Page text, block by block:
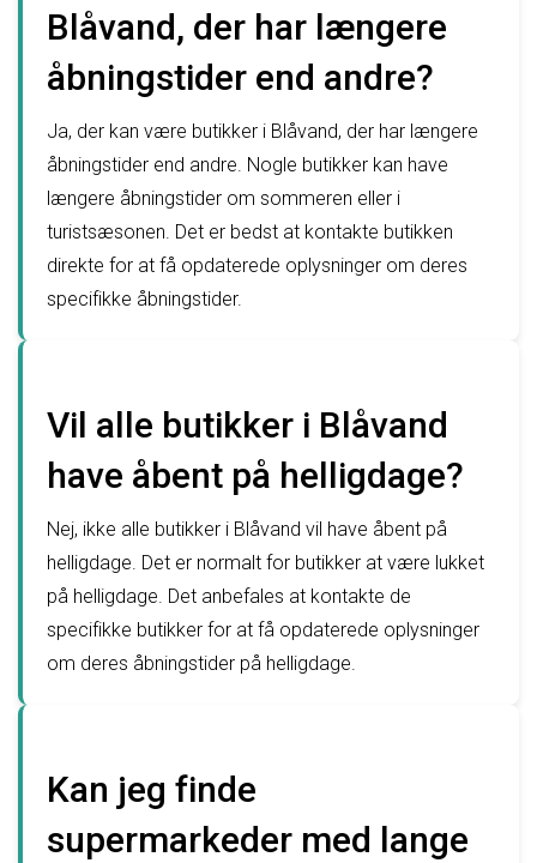
Blåvand, der har længere
åbningstider end andre?
Ja, der kan være butikker i Blåvand, der har længere
åbningstider end andre. Nogle butikker kan have
længere åbningstider om sommeren eller i
turistsæsonen. Det er bedst at kontakte butikken
direkte for at få opdaterede oplysninger om deres
specifikke åbningstider.
Vil alle butikker i Blåvand
have åbent på helligdage?
Nej, ikke alle butikker i Blåvand vil have åbent på
helligdage. Det er normalt for butikker at være lukket
på helligdage. Det anbefales at kontakte de
specifikke butikker for at få opdaterede oplysninger
om deres åbningstider på helligdage.
Kan jeg finde
supermarkeder med lange